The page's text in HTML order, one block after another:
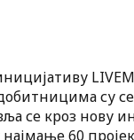
су
се кроз нову
60